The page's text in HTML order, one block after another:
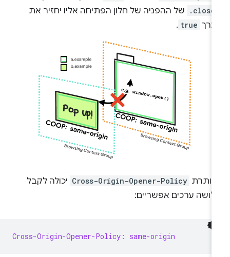
של ההפניה של חלון הפתיחה אליו יחזיר את
true
.
Cross-Origin-Opener-Policy יכולה לקבל
ערכים אפשריים:
Cross-Origin-Opener-Policy: same-origin